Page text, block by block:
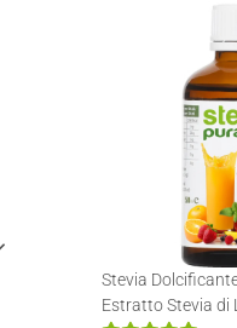
Stevia
Estratto Stevia di